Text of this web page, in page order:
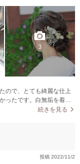
3
ので、とても綺麗な仕上
ったです。白無垢を着た
少し残念かなと思いまし
続きを見る
投稿 2022/11/2